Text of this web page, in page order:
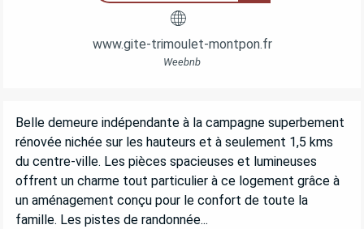
www.gite-trimoulet-montpon.fr
Weebnb
DESCRIPTION
Belle demeure indépendante à la campagne superbement
rénovée nichée sur les hauteurs et à seulement 1,5 kms
du centre-ville. Les pièces spacieuses et lumineuses
offrent un charme tout particulier à ce logement grâce à
un aménagement conçu pour le confort de toute la
famille. Les pistes de randonnée...